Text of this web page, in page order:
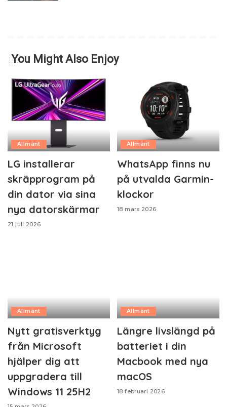
You Might Also Enjoy
Allmänt
LG installerar
skräpprogram på
din dator via sina
nya datorskärmar
21 juli 2026
Allmänt
WhatsApp finns nu
på utvalda Garmin-
klockor
18 mars 2026
Allmänt
Nytt gratisverktyg
från Microsoft
hjälper dig att
uppgradera till
Windows 11 25H2
Allmänt
Längre livslängd på
batteriet i din
Macbook med nya
macOS
18 februari 2026